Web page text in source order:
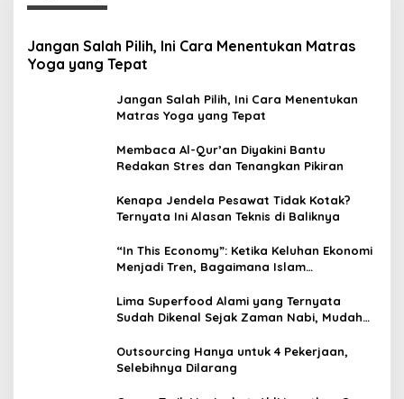
Jangan Salah Pilih, Ini Cara Menentukan Matras
Yoga yang Tepat
Jangan Salah Pilih, Ini Cara Menentukan
Matras Yoga yang Tepat
Membaca Al-Qur’an Diyakini Bantu
Redakan Stres dan Tenangkan Pikiran
Kenapa Jendela Pesawat Tidak Kotak?
Ternyata Ini Alasan Teknis di Baliknya
“In This Economy”: Ketika Keluhan Ekonomi
Menjadi Tren, Bagaimana Islam
Lima Superfood Alami yang Ternyata
Sudah Dikenal Sejak Zaman Nabi, Mudah
Outsourcing Hanya untuk 4 Pekerjaan,
Selebihnya Dilarang